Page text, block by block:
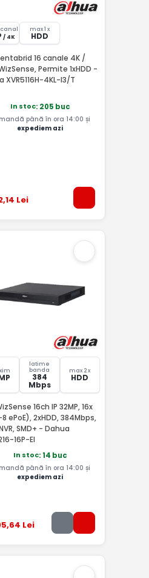
canal
/ 4K
max 1 x
HDD
16 canale 4K /
Permite 1xHDD -
XVR5116H-4KL-I3/T
In stoc: 205 buc
până în ora 14:00 și
expediem azi
,14 Lei
latime
banda
384
Mbps
max 2 x
HDD
16ch IP 32MP, 16x
8 ePoE), 2xHDD, 384Mbps,
SMD+ - Dahua
16P-EI
In stoc: 14 buc
până în ora 14:00 și
expediem azi
,64 Lei